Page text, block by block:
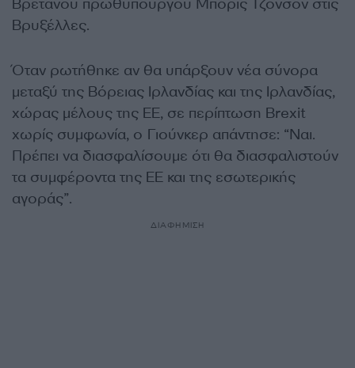
Βρυξέλλες.
Όταν ρωτήθηκε αν θα υπάρξουν νέα σύνορα
μεταξύ της Βόρειας Ιρλανδίας και της Ιρλανδίας,
χώρας μέλους της ΕΕ, σε περίπτωση Brexit
χωρίς συμφωνία, ο Γιούνκερ απάντησε: “Ναι.
Πρέπει να διασφαλίσουμε ότι θα διασφαλιστούν
τα συμφέροντα της ΕΕ και της εσωτερικής
αγοράς”.
ΔΙΑΦΗΜΙΣΗ